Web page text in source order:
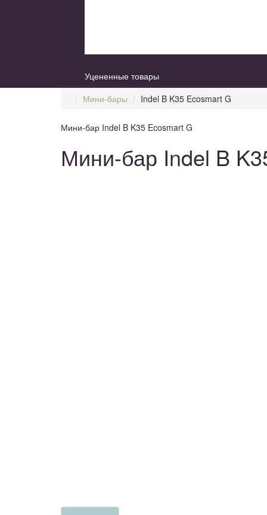
Уцененные товары
Мини-бары Indel B K35 Ecosmart G
Мини-бар Indel B K35 Ecosmart G
Мини-бар Indel B